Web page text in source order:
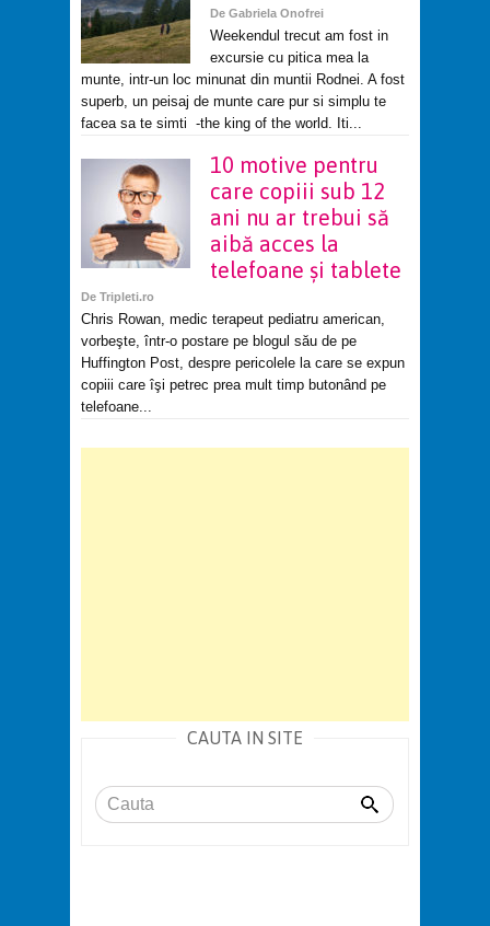
De Gabriela Onofrei
Weekendul trecut am fost in
excursie cu pitica mea la
munte, intr-un loc minunat din muntii Rodnei. A fost
superb, un peisaj de munte care pur si simplu te
facea sa te simti -the king of the world. Iti...
10 motive pentru
care copiii sub 12
ani nu ar trebui să
aibă acces la
telefoane şi tablete
De Tripleti.ro
Chris Rowan, medic terapeut pediatru american,
vorbeşte, într-o postare pe blogul său de pe
Huffington Post, despre pericolele la care se expun
copiii care îşi petrec prea mult timp butonând pe
telefoane...
CAUTA IN SITE